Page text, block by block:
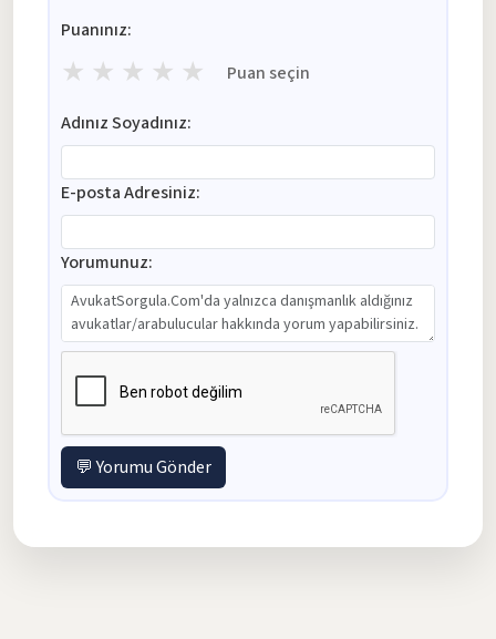
Puanınız:
★ ★ ★ ★ ★ Puan seçin
Adınız Soyadınız:
E-posta Adresiniz:
Yorumunuz:
💬 Yorumu Gönder